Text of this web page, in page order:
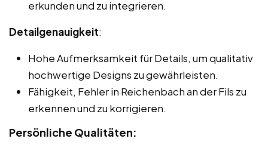
erkunden und zu integrieren.
Detailgenauigkeit:
Hohe Aufmerksamkeit für Details, um qualitativ
hochwertige Designs zu gewährleisten.
Fähigkeit, Fehler in Reichenbach an der Fils zu
erkennen und zu korrigieren.
Persönliche Qualitäten: